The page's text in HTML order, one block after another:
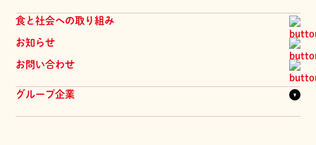
品質管理
一覧を見る
新卒採用
パート採用
食と社会への取り組み
お知らせ
お問い合わせ
グループ企業
ジーマ・髙瀬物産 株式会社